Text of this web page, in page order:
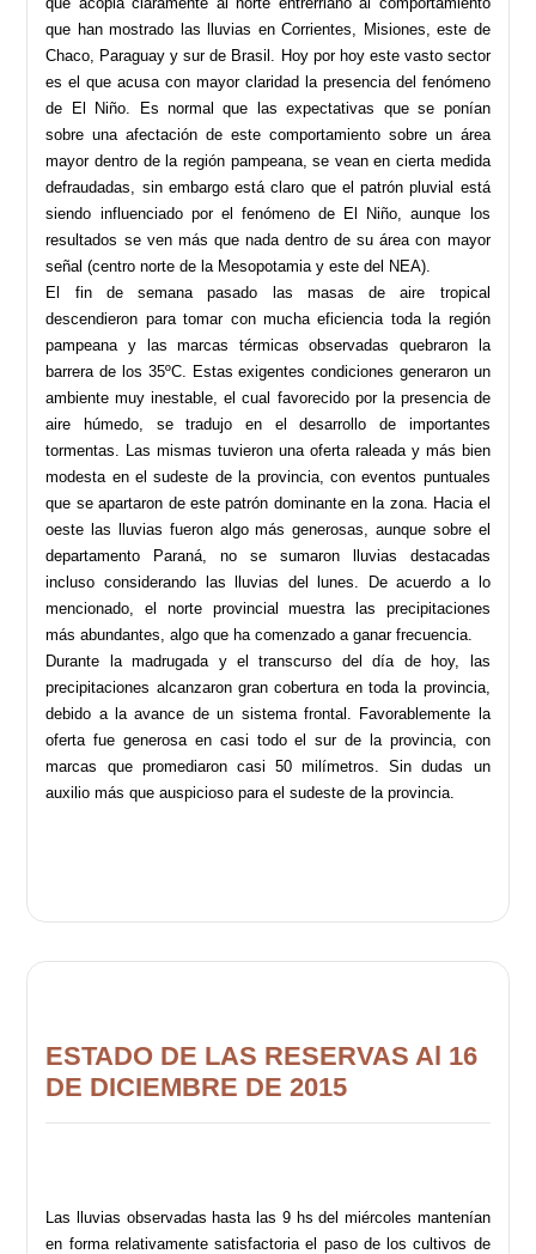
que han mostrado las lluvias en Corrientes, Misiones, este de
Chaco, Paraguay y sur de Brasil. Hoy por hoy este vasto sector
es el que acusa con mayor claridad la presencia del fenómeno
de El Niño. Es normal que las expectativas que se ponían
sobre una afectación de este comportamiento sobre un área
mayor dentro de la región pampeana, se vean en cierta medida
defraudadas, sin embargo está claro que el patrón pluvial está
siendo influenciado por el fenómeno de El Niño, aunque los
resultados se ven más que nada dentro de su área con mayor
señal (centro norte de la Mesopotamia y este del NEA).
El fin de semana pasado las masas de aire tropical
descendieron para tomar con mucha eficiencia toda la región
pampeana y las marcas térmicas observadas quebraron la
barrera de los 35ºC. Estas exigentes condiciones generaron un
ambiente muy inestable, el cual favorecido por la presencia de
aire húmedo, se tradujo en el desarrollo de importantes
tormentas. Las mismas tuvieron una oferta raleada y más bien
modesta en el sudeste de la provincia, con eventos puntuales
que se apartaron de este patrón dominante en la zona. Hacia el
oeste las lluvias fueron algo más generosas, aunque sobre el
departamento Paraná, no se sumaron lluvias destacadas
incluso considerando las lluvias del lunes. De acuerdo a lo
mencionado, el norte provincial muestra las precipitaciones
más abundantes, algo que ha comenzado a ganar frecuencia.
Durante la madrugada y el transcurso del día de hoy, las
precipitaciones alcanzaron gran cobertura en toda la provincia,
debido a la avance de un sistema frontal. Favorablemente la
oferta fue generosa en casi todo el sur de la provincia, con
marcas que promediaron casi 50 milímetros. Sin dudas un
auxilio más que auspicioso para el sudeste de la provincia.
ESTADO DE LAS RESERVAS Al 16
DE DICIEMBRE DE 2015
Las lluvias observadas hasta las 9 hs del miércoles mantenían
en forma relativamente satisfactoria el paso de los cultivos de